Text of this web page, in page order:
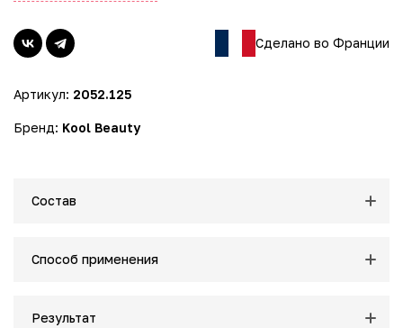
• Центелла азиатская – успокаивает и укрепляет кожу.
• Календула – уменьшает отёки и раздражение.
Эффекты и преимущества:
• Снимает отёки и минимизирует тёмные круги.
На 100% контур глаз становится более сияющим.
На 89% уменьшение отёков.
Сделано во Франции
Артикул: 2052.125
Бренд: Kool Beauty
Состав
Способ применения
Результат